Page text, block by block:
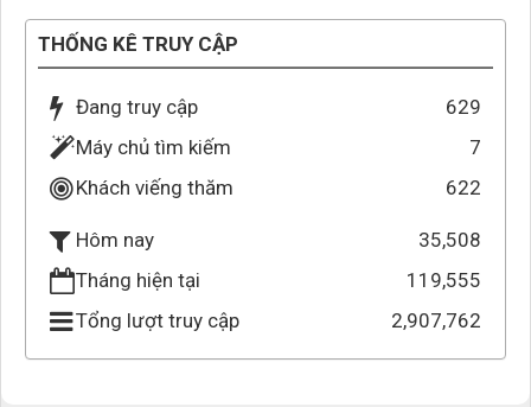
THỐNG KÊ TRUY CẬP
Đang truy cập
629
Máy chủ tìm kiếm
7
Khách viếng thăm
622
Hôm nay
35,508
Tháng hiện tại
119,555
Tổng lượt truy cập
2,907,762